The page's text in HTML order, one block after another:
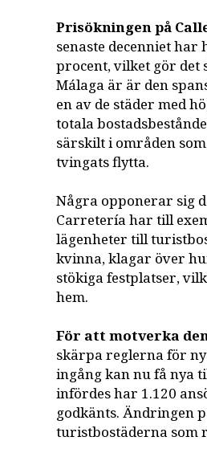
Prisökningen på
senaste decenniet
procent, vilket gör
Málaga är är den
en av de städer med
totala
särskilt i områden
tvingats flytta.
Några opponerar sig
Carretería har till
lägenheter till
kvinna, klagar över
stökiga festplatser,
hem.
För att motverka
skärpa reglerna för
ingång kan nu få nya
infördes har 1.120
godkänts. Ändringen
turistbostäderna som